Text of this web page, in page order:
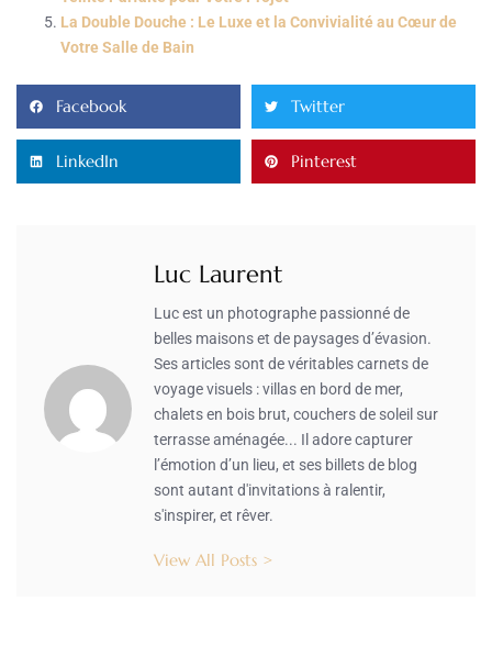
La Double Douche : Le Luxe et la Convivialité au Cœur de
Votre Salle de Bain
Facebook Twitter
LinkedIn Pinterest
Luc Laurent
Luc est un photographe passionné de
belles maisons et de paysages d’évasion.
Ses articles sont de véritables carnets de
voyage visuels : villas en bord de mer,
chalets en bois brut, couchers de soleil sur
terrasse aménagée... Il adore capturer
l’émotion d’un lieu, et ses billets de blog
sont autant d'invitations à ralentir,
s'inspirer, et rêver.
View All Posts >